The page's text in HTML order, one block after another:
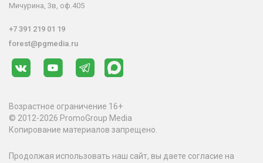
Мичурина, 3в, оф.405
+7 391 219 01 19
forest@pgmedia.ru
Возрастное ограничение 16+
© 2012-2026 PromoGroup Media
Копирование материалов запрещено.
Продолжая использовать наш сайт, вы даете согласие на